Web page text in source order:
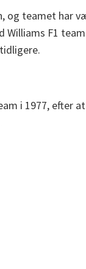
teamet har
F1
i 1977, efter